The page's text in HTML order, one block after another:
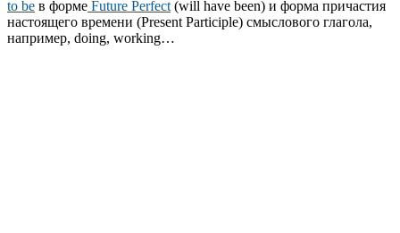
to be в форме Future Perfect (will have been) и форма причастия
настоящего времени (Present Participle) смыслового глагола,
например, doing, working…